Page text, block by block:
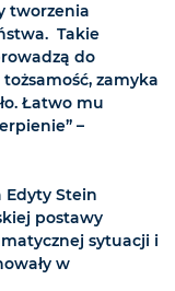
tworzenia
Takie
do
zamyka
Łatwo mu
–
Edyty Stein
postawy
sytuacji i
w